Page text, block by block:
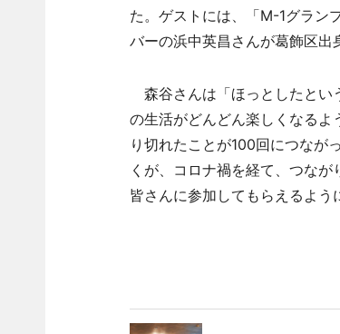
た。ゲストには、「M-1グラン
バーの浜中英昌さんが葛飾区出
森谷さんは「ほっとしたとい
の生活がどんどん楽しくなる
り切れたことが100回につなが
くが、コロナ禍を経て、つな
皆さんに参加してもらえるよう